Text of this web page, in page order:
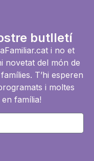
butlletí
i no et
novetat del món de
T’hi esperen
i moltes
família!